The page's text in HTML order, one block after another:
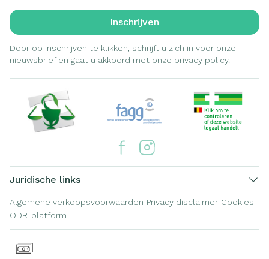
Inschrijven
Door op inschrijven te klikken, schrijft u zich in voor onze
nieuwsbrief en gaat u akkoord met onze privacy policy.
Juridische links
Algemene verkoopsvoorwaarden Privacy disclaimer Cookies
ODR-platform